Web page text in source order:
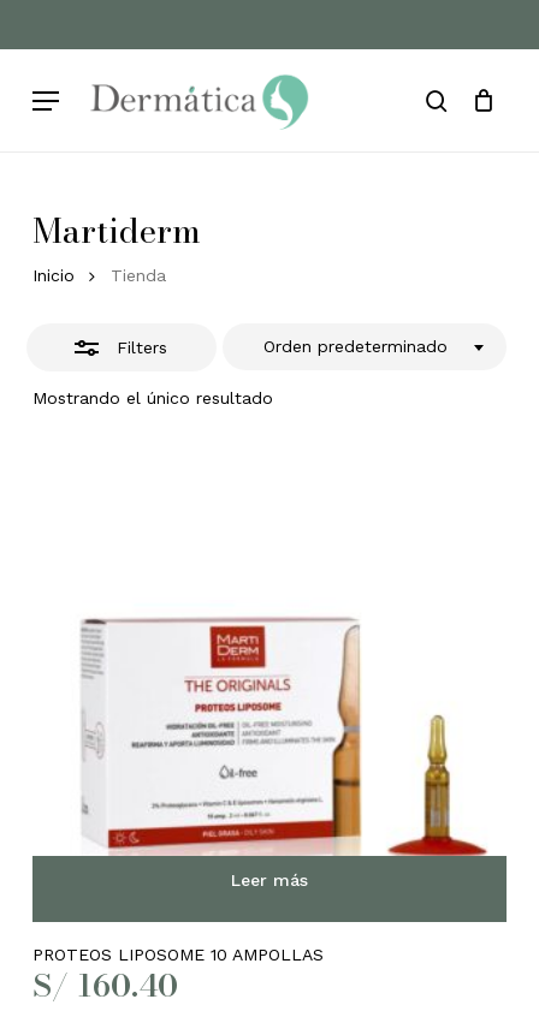
to
content
Menu search
Cart Close
Martiderm
Inicio Tienda
Filters
Mostrando el único resultado
Orden predeterminado
Close
Leer más
PROTEOS LIPOSOME 10 AMPOLLAS
S/ 160.40